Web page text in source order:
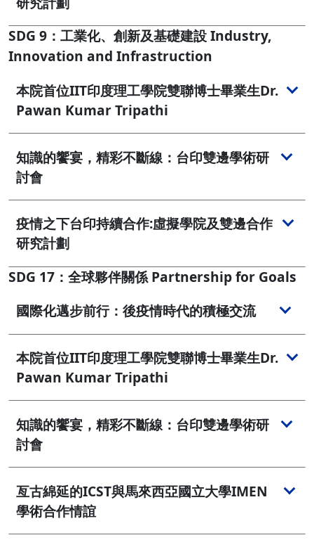
SDG 9：工業化、創新及基礎建設 Industry,
Innovation and Infrastruction
本院首位IIT印度理工學院雙聯博士畢業生Dr.
Pawan Kumar Tripathi
知識的饗宴，精彩不斷線：台印雙邊學術研
討會
疫情之下台印持續合作:虛擬學院及雙邊合作
研究計劃
SDG 17：全球夥伴關係 Partnership for Goals
國際化邁步前行：後疫情時代的積極交流
本院首位IIT印度理工學院雙聯博士畢業生Dr.
Pawan Kumar Tripathi
知識的饗宴，精彩不斷線：台印雙邊學術研
討會
亙古綿延的ICST與馬來西亞國立大學IMEN
學術合作情誼